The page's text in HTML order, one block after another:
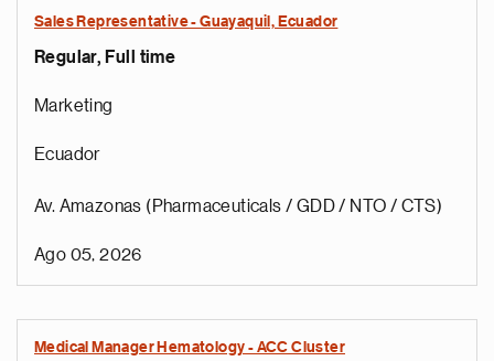
Sales Representative - Guayaquil, Ecuador
Regular, Full time
Marketing
Ecuador
Av. Amazonas (Pharmaceuticals / GDD / NTO / CTS)
Ago 05, 2026
Medical Manager Hematology - ACC Cluster